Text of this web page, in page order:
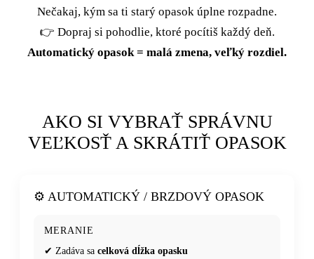
Nečakaj, kým sa ti starý opasok úplne rozpadne.
👉 Dopraj si pohodlie, ktoré pocítiš každý deň.
Automatický opasok = malá zmena, veľký rozdiel.
AKO SI VYBRAŤ SPRÁVNU
VEĽKOSŤ A SKRÁTIŤ OPASOK
⚙️ AUTOMATICKÝ / BRZDOVÝ OPASOK
MERANIE
✔ Zadáva sa celková dĺžka opasku